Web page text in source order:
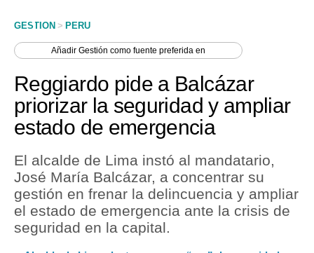
Economía
Mercados
Política
Tu Dinero
Finanzas Personales
GESTION > PERU
AñadirGestión como fuente preferida en
Reggiardo pide a Balcázar
priorizar la seguridad y ampliar
estado de emergencia
El alcalde de Lima instó al mandatario,
José María Balcázar, a concentrar su
gestión en frenar la delincuencia y ampliar
el estado de emergencia ante la crisis de
seguridad en la capital.